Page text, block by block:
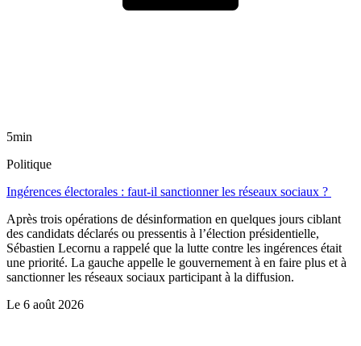
5min
Politique
Ingérences électorales : faut-il sanctionner les réseaux sociaux ?
Après trois opérations de désinformation en quelques jours ciblant
des candidats déclarés ou pressentis à l’élection présidentielle,
Sébastien Lecornu a rappelé que la lutte contre les ingérences était
une priorité. La gauche appelle le gouvernement à en faire plus et à
sanctionner les réseaux sociaux participant à la diffusion.
Le 6 août 2026